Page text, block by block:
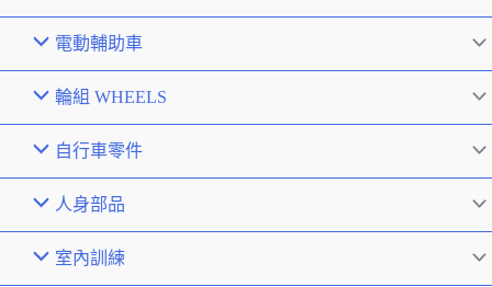
電動輔助車
輪組 WHEELS
自行車零件
人身部品
室內訓練